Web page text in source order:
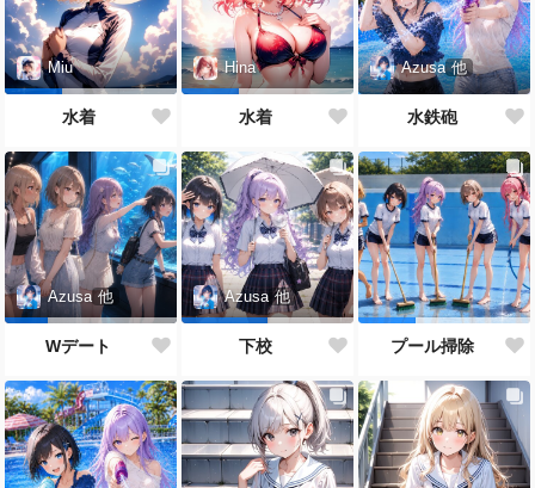
Miu
水着
Hina
水着
Azusa 他
水鉄砲
Azusa 他
Wデート
Azusa 他
下校 プール掃除